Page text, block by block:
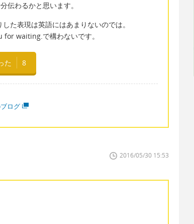
わるかと思います。
た表現は英語にはあまりないのでは。
waiting.で構わないです。
た 8
ログ
2016/05/30 15:53